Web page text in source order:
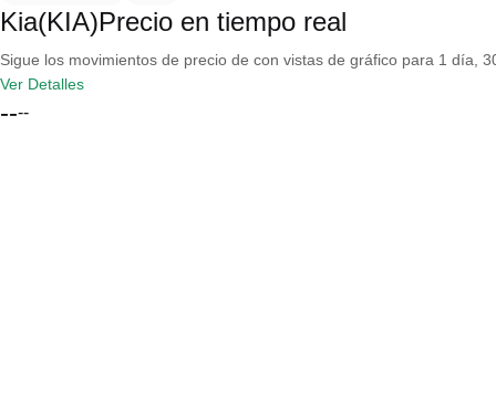
Kia(KIA)Precio en tiempo real
Sigue los movimientos de precio de con vistas de gráfico para 1 día,
Ver Detalles
----